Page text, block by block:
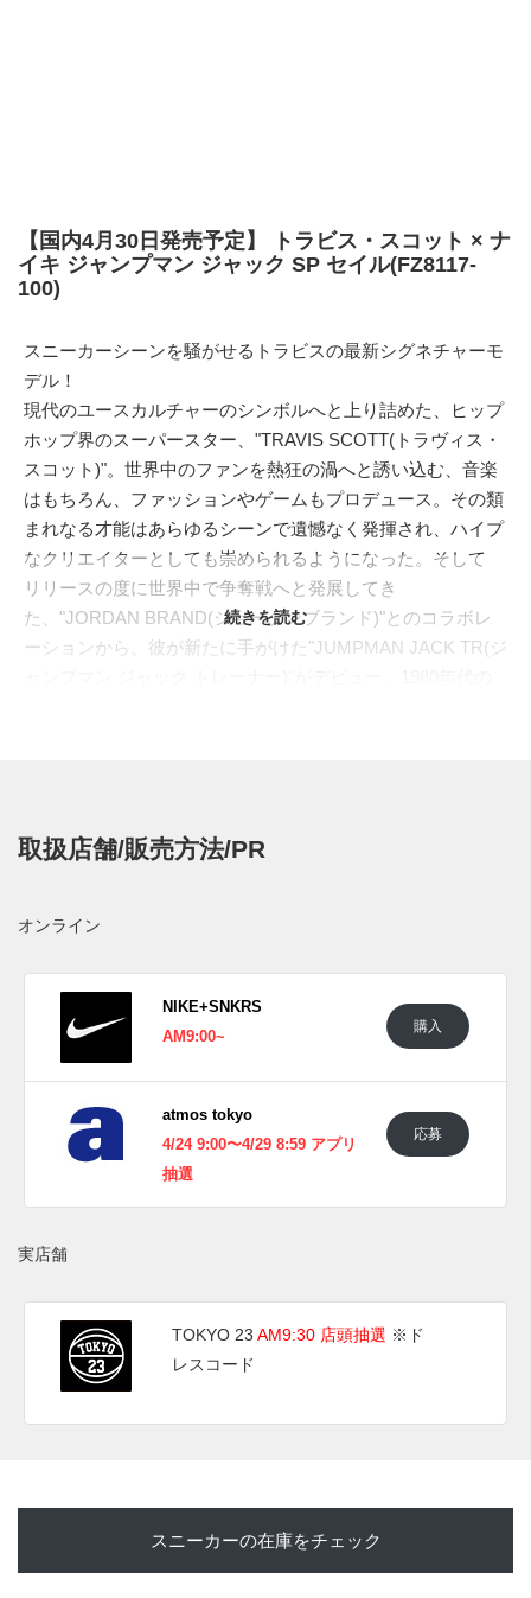
【国内4月30日発売予定】 トラビス・スコット × ナ
イキ ジャンプマン ジャック SP セイル(FZ8117-
100)
スニーカーシーンを騒がせるトラビスの最新シグネチャーモ
デル！
現代のユースカルチャーのシンボルへと上り詰めた、ヒップ
ホップ界のスーパースター、"TRAVIS SCOTT(トラヴィス・
スコット)"。世界中のファンを熱狂の渦へと誘い込む、音楽
はもちろん、ファッションやゲームもプロデュース。その類
まれなる才能はあらゆるシーンで遺憾なく発揮され、ハイプ
なクリエイターとしても崇められるようになった。そして
リリースの度に世界中で争奪戦へと発展してき
た、"JORDAN BRAND(ジョーダンブランド)"とのコラボレ
ーションから、彼が新たに手がけた"JUMPMAN JACK TR(ジ
リーロゴの刺繍、シュータンのジャンプマンもクラウンを表
$200。
UPDATE
海外では2024年4月30日にNIKE+SNKRSにて発売予定。
UPDATE
日本国内では2024年4月30日に発売予定。価格は29,700円
(税込)。 また新たな情報が入り次第、スニーカーウォーズの
TwitterやFacebookなどで報告したい。
続きを読む
取扱店舗/販売方法/PR
オンライン
NIKE+SNKRS
AM9:00~
購入
atmos tokyo
4/24 9:00〜4/29 8:59 アプリ
抽選
応募
実店舗
TOKYO 23 AM9:30 店頭抽選 ※ド
レスコード
スニーカーの在庫をチェック